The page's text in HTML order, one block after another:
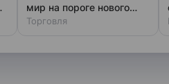
мир на пороге нового
кризиса
Торговля